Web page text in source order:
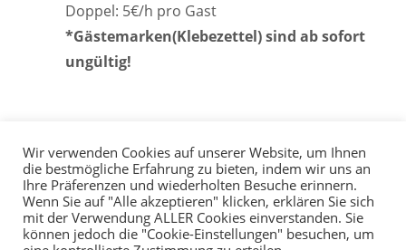
Doppel: 5€/h pro Gast
*Gästemarken(Klebezettel) sind ab sofort
ungültig!
Wir verwenden Cookies auf unserer Website, um Ihnen
die bestmögliche Erfahrung zu bieten, indem wir uns an
Ihre Präferenzen und wiederholten Besuche erinnern.
Wenn Sie auf "Alle akzeptieren" klicken, erklären Sie sich
mit der Verwendung ALLER Cookies einverstanden. Sie
können jedoch die "Cookie-Einstellungen" besuchen, um